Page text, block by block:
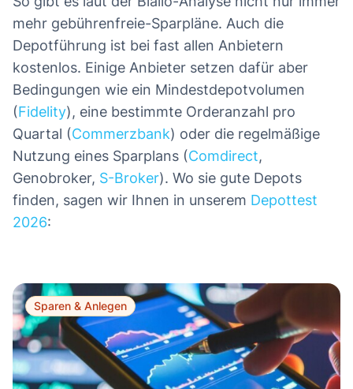
mehr gebührenfreie-Sparpläne. Auch die
Depotführung ist bei fast allen Anbietern
kostenlos. Einige Anbieter setzen dafür aber
Bedingungen wie ein Mindestdepotvolumen
(Fidelity), eine bestimmte Orderanzahl pro
Quartal (Commerzbank) oder die regelmäßige
Nutzung eines Sparplans (Comdirect,
Genobroker, S-Broker). Wo sie gute Depots
finden, sagen wir Ihnen in unserem Depottest
2026:
Sparen & Anlegen